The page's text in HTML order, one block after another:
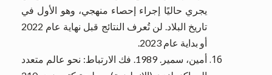
يجري حاليًا إجراء إحصاء منهجي، وهو الأول في
تاريخ البلاد. لن تُعرف النتائج قبل نهاية عام 2022
أو بداية عام 2023.
أمين، سمير. 1989. فك الارتباط: نحو عالم متعدد